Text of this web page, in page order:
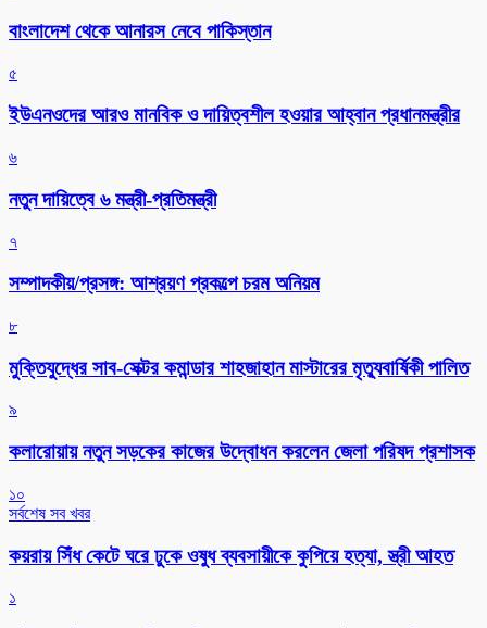
বাংলাদেশ থেকে আনারস নেবে পাকিস্তান
৫
ইউএনওদের আরও মানবিক ও দায়িত্বশীল হওয়ার আহ্বান প্রধানমন্ত্রীর
৬
নতুন দায়িত্বে ৬ মন্ত্রী-প্রতিমন্ত্রী
৭
সম্পাদকীয়/প্রসঙ্গ: আশ্রয়ণ প্রকল্পে চরম অনিয়ম
৮
মুক্তিযুদ্ধের সাব-সেক্টর কমান্ডার শাহজাহান মাস্টারের মৃত্যুবার্ষিকী পালিত
৯
কলারোয়ায় নতুন সড়কের কাজের উদ্বোধন করলেন জেলা পরিষদ প্রশাসক
১০
সর্বশেষ সব খবর
কয়রায় সিঁধ কেটে ঘরে ঢুকে ওষুধ ব্যবসায়ীকে কুপিয়ে হত্যা, স্ত্রী আহত
১